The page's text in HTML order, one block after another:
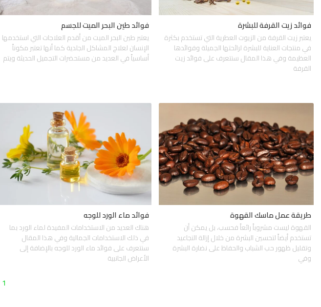
فوائد زيت القرفة للبشرة
يعتبر زيت القرفة من الزيوت العطرية التي تستخدم بكثرة
في منتجات العناية للبشرة لرائحتها الجميلة وفوائدها
العظيمة وفي هذا المقال سنتعرف على فوائد زيت
القرفة
فوائد طين البحر الميت للجسم
يعتبر طين البحر الميت من أقدم العلاجات التي استخدمها
الإنسان لعلاج المشاكل الجلدية كما أنها تعتبر مكوناً
أساسياً في العديد من مستحضرات التجميل الحديثة ويتم
طريقة عمل ماسك القهوة
القهوة ليست مشروباً رائعاً فحسب، بل يمكن أن
تستخدم أيضاً لتحسين البشرة من خلال إزالة التجاعيد
وتقليل ظهور حب الشباب والحفاظ على نضارة البشرة
وفي
فوائد ماء الورد للوجه
هناك العديد من الاستخدامات المفيدة لماء الورد بما
في ذلك الاستخدامات الجمالية وفي هذا المقال
سنتعرف على فوائد ماء الورد للوجه بالإضافة إلى
الأعراض الجانبية
1